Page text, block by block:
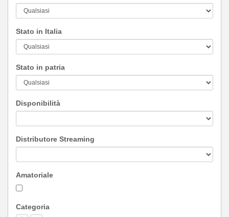
Stato in Italia
Stato in patria
Disponibilità
Distributore Streaming
Amatoriale
Categoria